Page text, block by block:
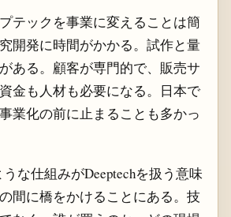
テックを事業に変えることは簡
開発に時間がかかる。試作と量
ある。顧客が専門的で、販売サ
金も人材も必要になる。日本で
業化の前に止まることも多かっ
うな仕組みがDeeptechを扱う意味
間に橋をかけることにある。技